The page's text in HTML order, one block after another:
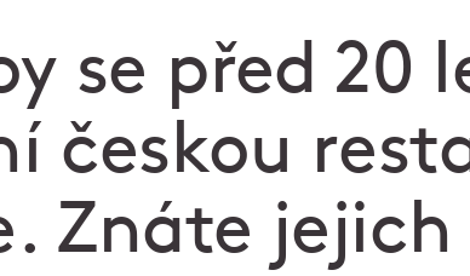
se před 20
českou
Znáte jejich